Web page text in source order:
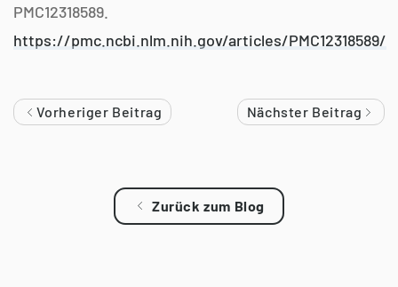
PMC12318589.
https://pmc.ncbi.nlm.nih.gov/articles/PMC12318589/
Vorheriger Beitrag Nächster Beitrag
Zurück zum Blog